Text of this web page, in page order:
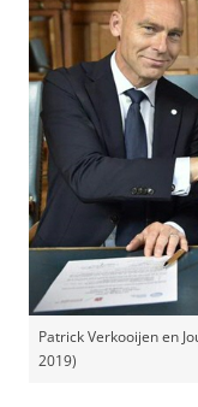
Patrick Verkooijen en
2019)